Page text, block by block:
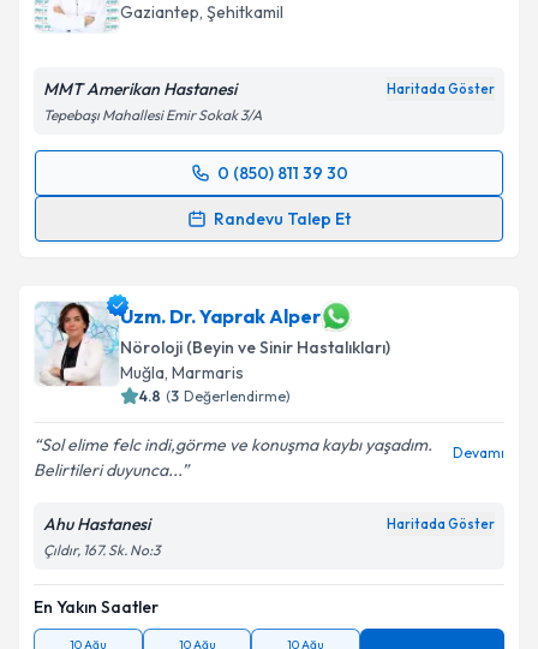
Gaziantep, Şehitkamil
MMT Amerikan Hastanesi Haritada Göster
Tepebaşı Mahallesi Emir Sokak 3/A
0 (850) 811 39 30
Randevu Talep Et
Randevu Takvimi Talebi
için bir takvim hazırlandığında e-posta ile
bilgilendireceğiz.
E-posta Adresiniz
Metni
'ni okudum ve kişisel verilerimin belirtilen
kapsamda işlenmesini kabul ediyorum.
Takvim Talebini Gönder
Uzm. Dr. Yaprak Alper
Nöroloji (Beyin ve Sinir Hastalıkları)
Muğla, Marmaris
4.8 (3 Değerlendirme)
Sol elime felc indi,görme ve konuşma kaybı yaşadım.
Belirtileri duyunca...
Devamı
Ahu Hastanesi Haritada Göster
Çıldır, 167. Sk. No:3
En Yakın Saatler
10 Ağu 10 Ağu 10 Ağu